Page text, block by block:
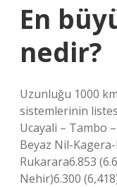
En
nedir?
Uzunluğu 1000
sistemlerinin
Ucayali – Tambo
Beyaz Nil-
Rukarara6.853
Nehir)6.300